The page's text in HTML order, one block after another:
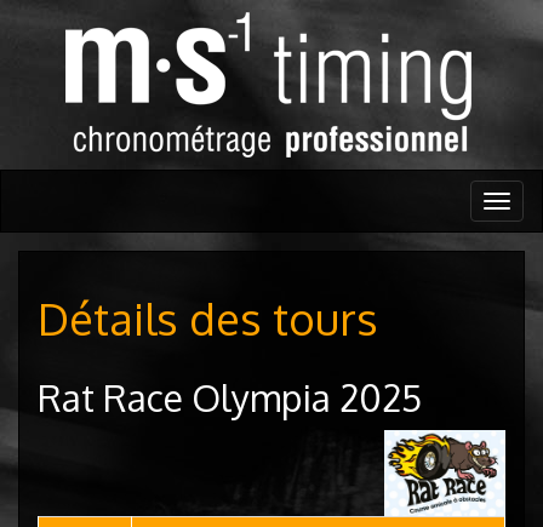
Détails des tours
Rat Race Olympia 2025